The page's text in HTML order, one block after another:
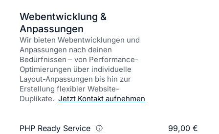
Webentwicklung &
Anpassungen
Wir bieten Webentwicklungen und
Anpassungen nach deinen
Bedürfnissen – von Performance-
Optimierungen über individuelle
Layout-Anpassungen bis hin zur
Erstellung flexibler Website-
Duplikate. Jetzt Kontakt aufnehmen
PHP Ready Service 99,00 €